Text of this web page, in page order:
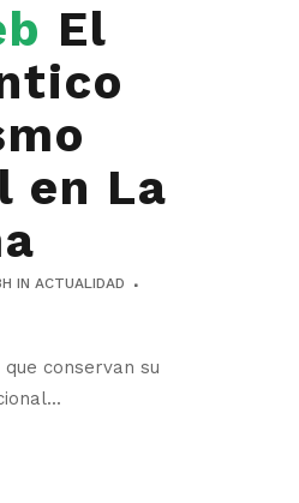
El
en La
IN ACTUALIDAD
conservan su